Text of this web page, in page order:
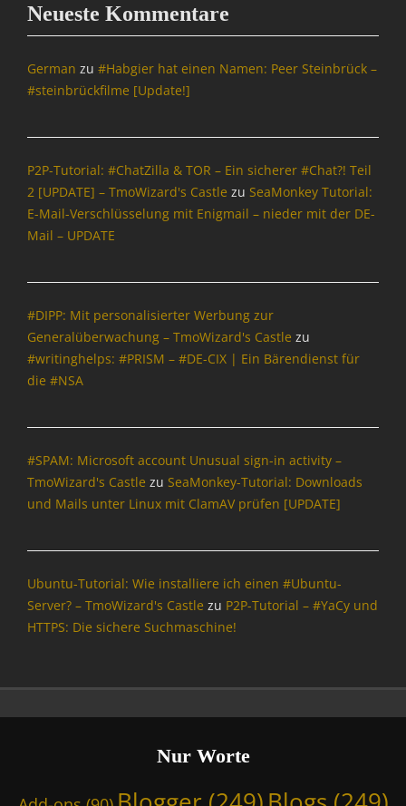
n
Tags
f
0
,
0
0
f
o
g
,
B
s
r
o
e
w
Neueste Kommentare
German zu #Habgier hat einen Namen: Peer Steinbrück –
#steinbrückfilme [Update!]
P2P-Tutorial: #ChatZilla & TOR – Ein sicherer #Chat?! Teil
2 [UPDATE] – TmoWizard's Castle zu SeaMonkey Tutorial:
E-Mail-Verschlüsselung mit Enigmail – nieder mit der DE-
Mail – UPDATE
#DIPP: Mit personalisierter Werbung zur
Generalüberwachung – TmoWizard's Castle zu
#writinghelps: #PRISM – #DE-CIX | Ein Bärendienst für
die #NSA
#SPAM: Microsoft account Unusual sign-in activity –
TmoWizard's Castle zu SeaMonkey-Tutorial: Downloads
und Mails unter Linux mit ClamAV prüfen [UPDATE]
Ubuntu-Tutorial: Wie installiere ich einen #Ubuntu-
Server? – TmoWizard's Castle zu P2P-Tutorial – #YaCy und
HTTPS: Die sichere Suchmaschine!
Nur Worte